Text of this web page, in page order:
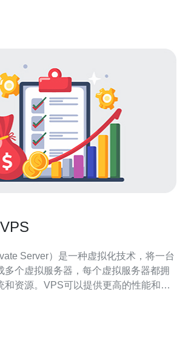
Server）是一种虚拟化技术，将一台
多个虚拟服务器，每个虚拟服务器都拥
和资源。VPS可以提供更高的性能和安
个VPS都拥有独立